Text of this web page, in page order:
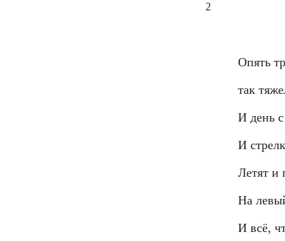
2
Опять
так
И день
И
Летят и
На
И всё,